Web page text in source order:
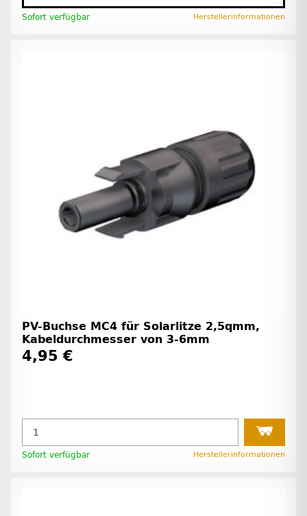
Sofort verfügbar Herstellerinformationen
PV-Buchse MC4 für Solarlitze 2,5qmm,
Kabeldurchmesser von 3-6mm
4,95 €
Sofort verfügbar Herstellerinformationen